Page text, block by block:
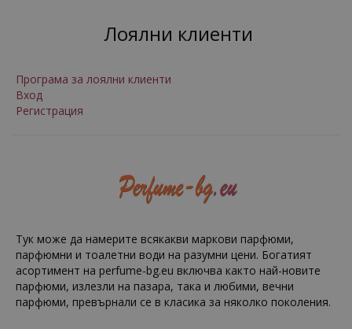
Лоялни клиенти
Програма за лоялни клиенти
Вход
Регистрация
Тук може да намерите всякакви маркови парфюми,
парфюмни и тоалетни води на разумни цени. Богатият
асортимент на perfume-bg.eu включва както най-новите
парфюми, излезли на пазара, така и любими, вечни
парфюми, превърнали се в класика за няколко поколения.